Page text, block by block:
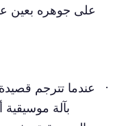
على جوهره بعين
· عندما تترجم
بآلة